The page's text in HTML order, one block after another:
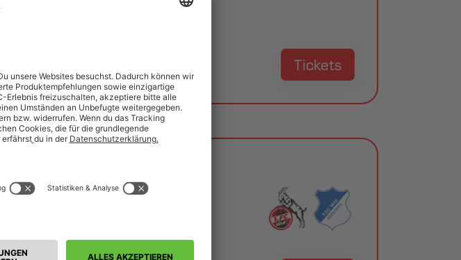
27
Tickets